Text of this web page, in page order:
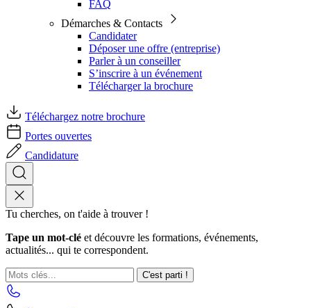
FAQ
Démarches & Contacts
Candidater
Déposer une offre (entreprise)
Parler à un conseiller
S’inscrire à un événement
Télécharger la brochure
Téléchargez notre brochure
Portes ouvertes
Candidature
Tu cherches, on t'aide à trouver !
Tape un mot-clé et découvre les formations, événements,
actualités... qui te correspondent.
C'est parti !